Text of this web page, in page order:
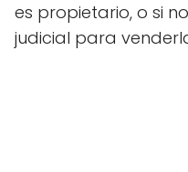
es propietario, o si
judicial para